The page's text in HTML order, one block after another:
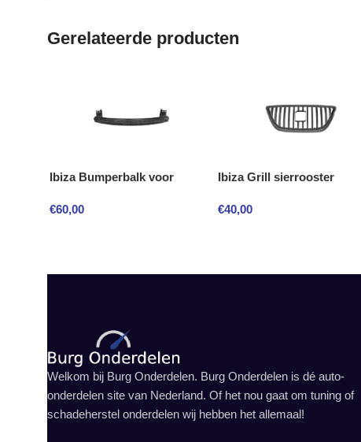
Gerelateerde producten
Ibiza Bumperbalk voor
€60,00
Ibiza Grill sierrooster
€40,00
Welkom bij Burg Onderdelen. Burg Onderdelen is dé auto-
onderdelen site van Nederland. Of het nou gaat om tuning of
schadeherstel onderdelen wij hebben het allemaal!